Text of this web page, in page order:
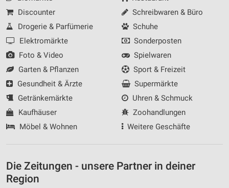
Discounter
Drogerie & Parfümerie
Elektromärkte
Foto & Video
Garten & Pflanzen
Gesundheit & Ärzte
Getränkemärkte
Kaufhäuser
Möbel & Wohnen
Schreibwaren & Büro
Schuhe
Sonderposten
Spielwaren
Sport & Freizeit
Supermärkte
Uhren & Schmuck
Zoohandlungen
Weitere Geschäfte
Die Zeitungen - unsere Partner in deiner
Region